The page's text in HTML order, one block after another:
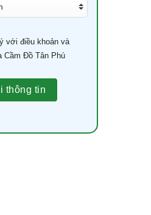
với điều khoản và
Cầm Đồ Tân Phú